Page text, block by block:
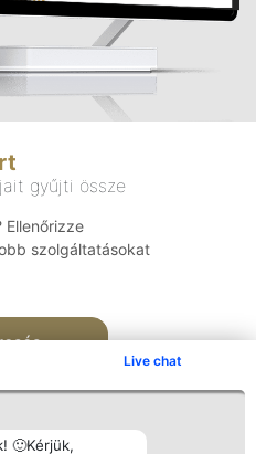
Live chat
🙂Kérjük,
gyűjti össze
Ellenőrizze
szolgáltatásokat